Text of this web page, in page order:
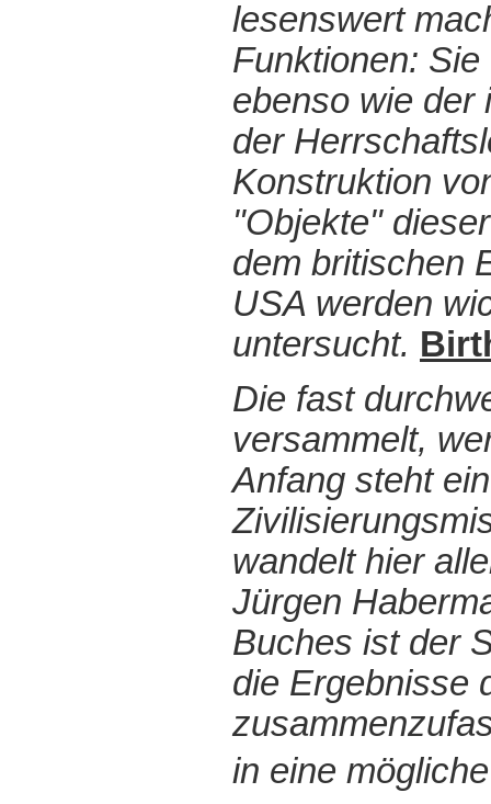
lesenswert
Funktionen:
ebenso wie der
der
Konstruktion
"Objekte"
dem britischen
USA werden
untersucht.
Die fast
versammelt,
Anfang steht
wandelt hier
Jürgen
Buches ist der
die Ergebnisse
in eine